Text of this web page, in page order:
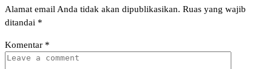
Alamat email Anda tidak akan dipublikasikan. Ruas yang wajib
ditandai *
Komentar *